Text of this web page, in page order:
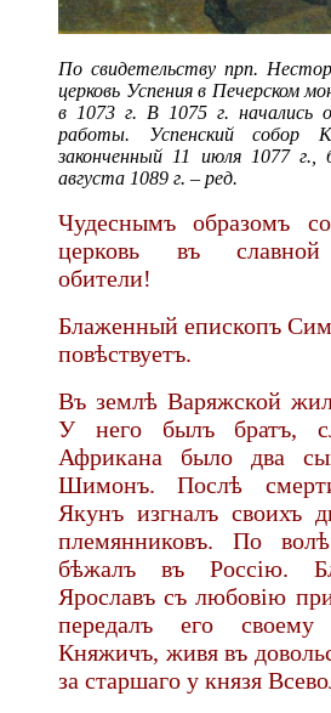
По свидетельству прп.
церковь Успения в Печерском
в 1073 г. В 1075 г. начались
работы. Успенский собор
законченный 11 июля 1077 г.,
августа 1089 г. – ред.
Чудеснымъ образомъ
церковь въ славной
обители!
Блаженный епископъ
повѣствуетъ.
Въ землѣ Варяжской
У него былъ братъ,
Африкана было два
Шимонъ. Послѣ
Якунъ изгналъ своихъ
племянниковъ. По
бѣжалъ въ Россію.
Ярославъ съ любовію
передалъ его своему
Княжичъ, живя въ
за старшаго у князя